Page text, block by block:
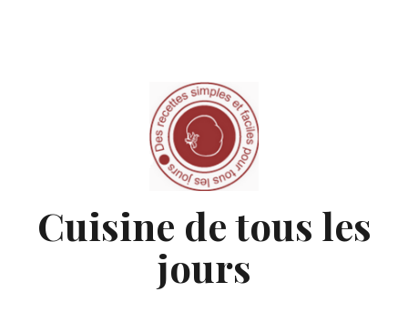
Cuisine de tous les
jours